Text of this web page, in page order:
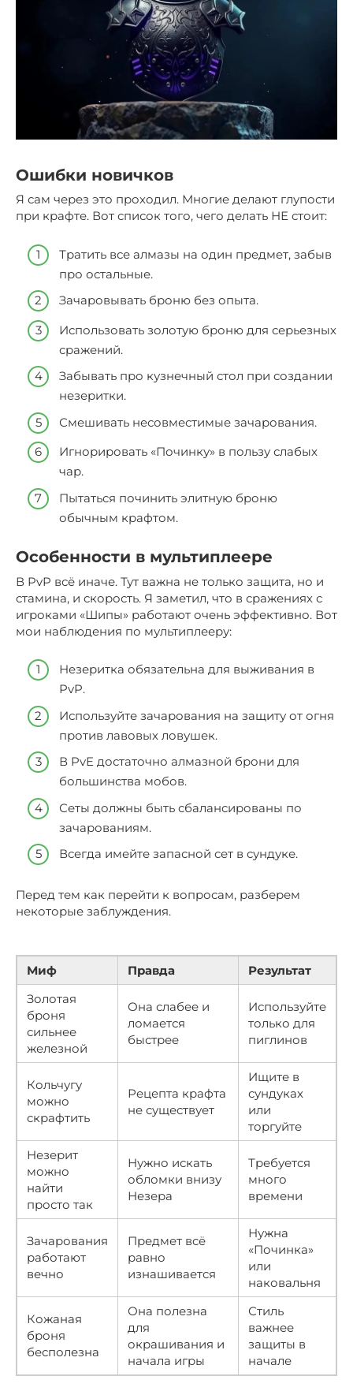
Ошибки новичков
Я сам через это проходил. Многие делают глупости
при крафте. Вот список того, чего делать НЕ стоит:
Тратить все алмазы на один предмет, забыв
про остальные.
Зачаровывать броню без опыта.
Использовать золотую броню для серьезных
сражений.
Забывать про кузнечный стол при создании
незеритки.
Смешивать несовместимые зачарования.
Игнорировать «Починку» в пользу слабых
чар.
Пытаться починить элитную броню
обычным крафтом.
Особенности в мультиплеере
В PvP всё иначе. Тут важна не только защита, но и
стамина, и скорость. Я заметил, что в сражениях с
игроками «Шипы» работают очень эффективно. Вот
мои наблюдения по мультиплееру:
Незеритка обязательна для выживания в
PvP.
Используйте зачарования на защиту от огня
против лавовых ловушек.
В PvE достаточно алмазной брони для
большинства мобов.
Сеты должны быть сбалансированы по
зачарованиям.
Всегда имейте запасной сет в сундуке.
Перед тем как перейти к вопросам, разберем
некоторые заблуждения.
Миф Правда
Результат
Золотая
броня
сильнее
железной
Она слабее и
ломается
быстрее
Используйте
только для
пиглинов
Кольчугу
можно
скрафтить
Рецепта крафта
не существует
Ищите в
сундуках
или
торгуйте
Незерит
можно
найти
просто так
Нужно искать
обломки внизу
Незера
Требуется
много
времени
Зачарования
работают
вечно
Предмет всё
равно
изнашивается
Нужна
«Починка»
или
наковальня
Кожаная
броня
бесполезна
Она полезна
для
окрашивания и
начала игры
Стиль
важнее
защиты в
начале